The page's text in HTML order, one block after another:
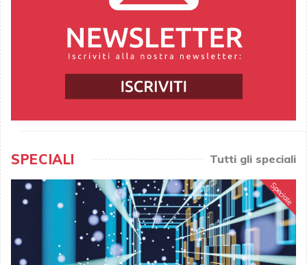
SPECIALI Tutti gli speciali
Speciale